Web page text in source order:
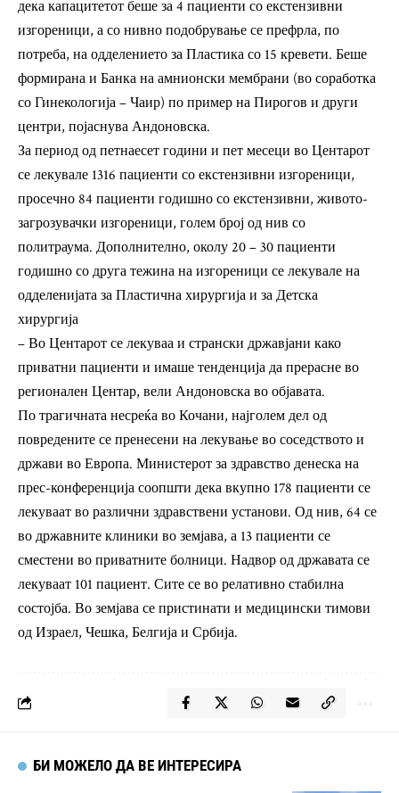
дека капацитетот беше за 4 пациенти со екстензивни
изгореници, а со нивно подобрување се префрла, по
потреба, на одделението за Пластика со 15 кревети. Беше
формирана и Банка на амнионски мембрани (во соработка
со Гинекологија – Чаир) по пример на Пирогов и други
центри, појаснува Андоновска.
За период од петнаесет години и пет месеци во Центарот
се лекувале 1316 пациенти со екстензивни изгореници,
просечно 84 пациенти годишно со екстензивни, живото-
загрозувачки изгореници, голем број од нив со
политраума. Дополнително, околу 20 – 30 пациенти
годишно со друга тежина на изгореници се лекувале на
одделенијата за Пластична хирургија и за Детска
хирургија
– Во Центарот се лекуваа и странски државјани како
приватни пациенти и имаше тенденција да прерасне во
регионален Центар, вели Андоновска во објавата.
По трагичната несреќа во Кочани, најголем дел од
повредените се пренесени на лекување во соседството и
држави во Европа. Министерот за здравство денеска на
прес-конференција соопшти дека вкупно 178 пациенти се
лекуваат во различни здравствени установи. Од нив, 64 се
во државните клиники во земјава, а 13 пациенти се
сместени во приватните болници. Надвор од државата се
лекуваат 101 пациент. Сите се во релативно стабилна
состојба. Во земјава се пристинати и медицински тимови
од Израел, Чешка, Белгија и Србија.
БИ МОЖЕЛО ДА ВЕ ИНТЕРЕСИРА